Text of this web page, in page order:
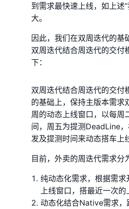
到需求最快速上线，如上述
大。
因此，我们在双周迭代的基
双周迭代结合周迭代的交付
下：
双周迭代结合周迭代的交付
的基础上，保持主版本需求
周的动态上线窗口，以每周
间，周五为提测DeadLine
发及提测时间来动态搭车上
目前，外卖的周迭代需求分
纯动态化需求，根据需
上线窗口，搭最近一次的
动态化结合Native需求，